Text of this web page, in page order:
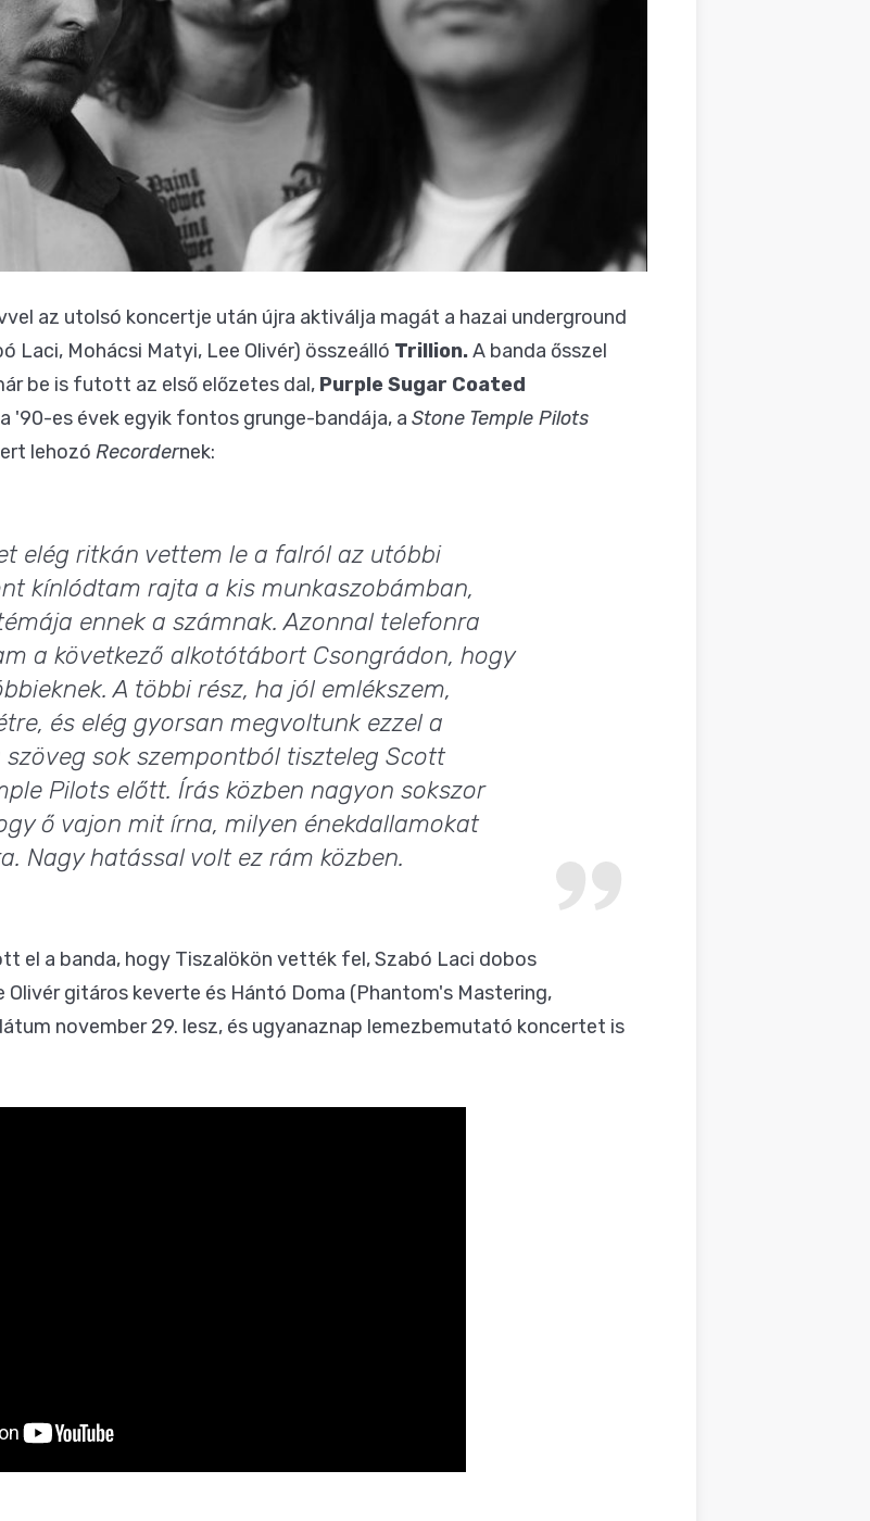
az utolsó koncertje után újra aktiválja magát a hazai underground
Laci, Mohácsi Matyi, Lee Olivér) összeálló Trillion.A banda ősszel
be is futott az első előzetes dal, Purple Sugar Coated
'90-es évek egyik fontos grunge-bandája, a Stone Temple Pilots
lehozó Recordernek:
elég ritkán vettem le a falról az utóbbi
kínlódtam rajta a kis munkaszobámban,
ennek a számnak. Azonnal telefonra
a következő alkotótábort Csongrádon, hogy
A többi rész, ha jól emlékszem,
és elég gyorsan megvoltunk ezzel a
szöveg sok szempontból tiszteleg Scott
Pilots előtt. Írás közben nagyon sokszor
ő vajon mit írna, milyen énekdallamokat
Nagy hatással volt ez rám közben.
el a banda, hogy Tiszalökön vették fel, Szabó Laci dobos
gitáros keverte és Hántó Doma (Phantom's Mastering,
november 29. lesz, és ugyanaznap lemezbemutató koncertet is